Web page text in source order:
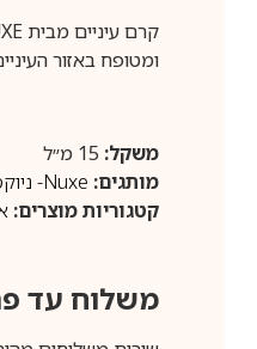
ומטופח באזור
משקל:
מותגים: Nuxe- ניוקס
קטגוריות מוצרים:
משלוח עד פתח